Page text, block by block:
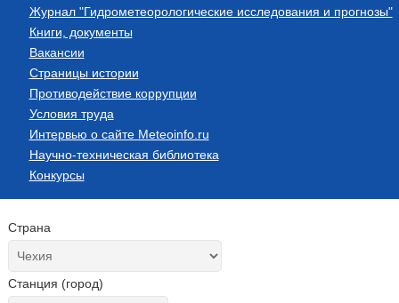
Журнал "Гидрометеорологические исследования и прогнозы"
Книги, документы
Вакансии
Страницы истории
Противодействие коррупции
Условия труда
Интервью о сайте Meteoinfo.ru
Научно-техническая библиотека
Конкурсы
Страна
Станция (город)